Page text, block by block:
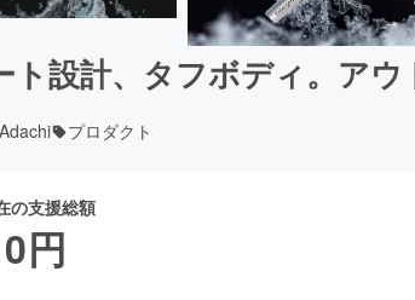
設計、タフボディ。ア
プロダクト
の支援総額
0円